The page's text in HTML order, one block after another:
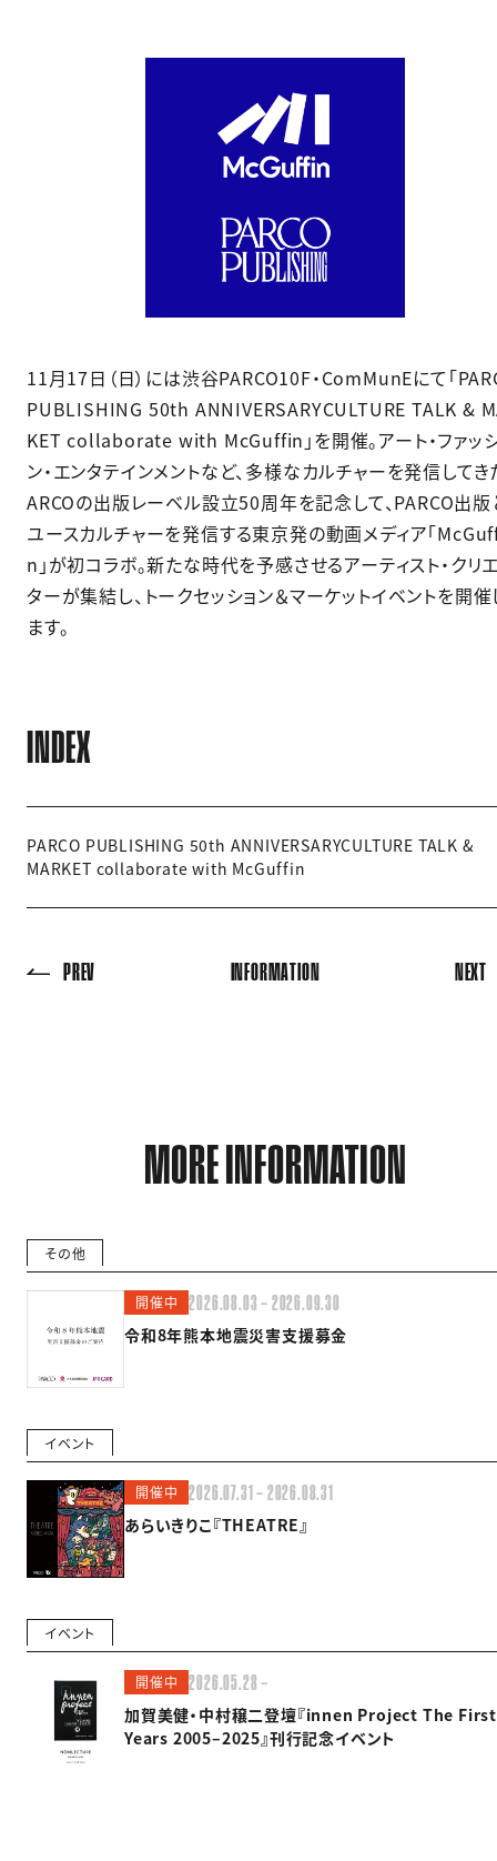
11月17日（日）には渋谷PARCO10F・ComMunEにて「
PUBLISHING 50th ANNIVERSARYCULTURE TALK &
KET collaborate with McGuffin」を開催。アート・ファッ
ン・エンタテインメントなど、多様なカルチャーを発信してき
ARCOの出版レーベル設立50周年を記念して、PARCO出版
ユースカルチャーを発信する東京発の動画メディア「
n」が初コラボ。新たな時代を予感させるアーティスト・クリ
ターが集結し、トークセッション＆マーケットイベントを開催
ます。
INDEX
PARCO PUBLISHING 50th ANNIVERSARYCULTURE TALK &
MARKET collaborate with McGuffin
PREV INFORMATION NEXT
MORE INFORMATION
その他
開催中 2026.08.03 — 2026.09.30
令和8年熊本地震災害支援募金
イベント
開催中 2026.07.31 — 2026.08.31
あらいきりこ『THEATRE』
イベント
開催中 2026.05.28 —
加賀美健・中村穣二登壇『innen Project The First
Years 2005–2025』刊行記念イベント